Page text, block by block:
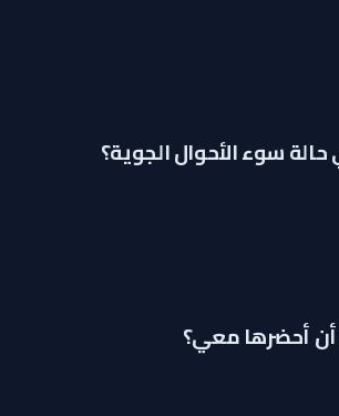
سوء الأحوال الجوية؟
أن أحضرها معي؟